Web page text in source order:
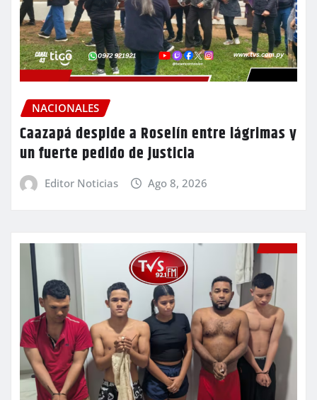
NACIONALES
Caazapá despide a Roselín entre lágrimas y
un fuerte pedido de justicia
Editor Noticias Ago 8, 2026